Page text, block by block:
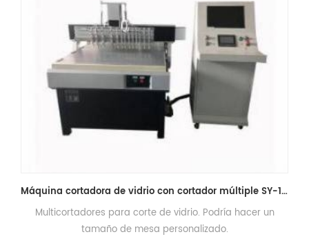
Máquina cortadora de vidrio con cortador múltiple SY-1215
para corte de vidrio. Podría hacer un
tamaño de mesa personalizado.
Toda la